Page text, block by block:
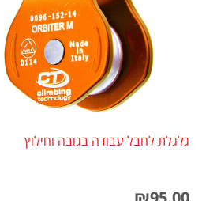
גלגלת לחבל עבודה בגובה וחילוץ